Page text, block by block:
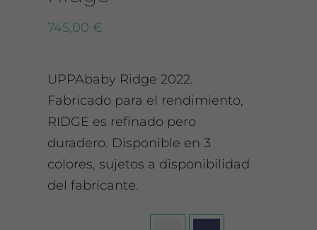
745,00 €
UPPAbaby Ridge 2022.
Fabricado para el rendimiento,
RIDGE es refinado pero
duradero. Disponible en 3
colores, sujetos a disponibilidad
del fabricante.